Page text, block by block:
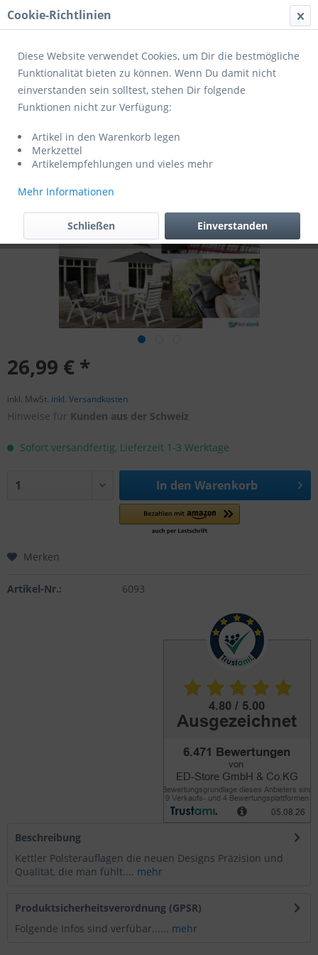
Menü
Übersicht Polsterauflagen
Schaum/Vliesfüllung
26,99 € *
inkl. MwSt. inkl. Versandkosten
Hinweise für Kunden aus der Schweiz
Sofort versandfertig, Lieferzeit 1-3 Werktage
In den Warenkorb
Merken
Artikel-Nr.: 6093
Beschreibung
Kettler Polsterauflagen die neuen Designs Präzision und
Qualität, die man fühlt.... mehr
Produktsicherheitsverordnung (GPSR)
Folgende Infos sind verfübar...... mehr
Cookie-Richtlinien
Diese Website verwendet Cookies, um Dir die bestmögliche
Funktionalität bieten zu können. Wenn Du damit nicht
einverstanden sein solltest, stehen Dir folgende
Funktionen nicht zur Verfügung:
Artikel in den Warenkorb legen
Merkzettel
Artikelempfehlungen und vieles mehr
Mehr Informationen
Einverstanden
Schließen